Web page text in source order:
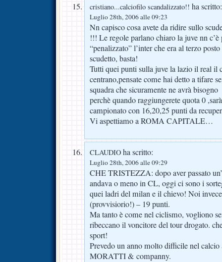
cristiano...calciofilo scandalizzato!! ha scritto:
Luglio 28th, 2006 alle 09:23
Nn capisco cosa avete da ridire sullo
!!! Le regole parlano chiaro la juve nn
“penalizzato” l’inter che era al terzo
scudetto, basta!
Tutti quei punti sulla juve la lazio il real il
centrano,pensate come hai detto a tifare
squadra che sicuramente ne avrà bisogno
perchè quando raggiungerete quota 0
campionato con 16,20,25 punti da
Vi aspettiamo a ROMA CAPITALE…
CLAUDIO ha scritto:
Luglio 28th, 2006 alle 09:29
CHE TRISTEZZA: dopo aver passato
andava o meno in CL, oggi ci sono i
quei ladri del milan e il chievo! Noi
(provvisiorio!) – 19 punti.
Ma tanto è come nel ciclismo, vogliono
ribeccano il voncitore del tour drogato.
sport!
Prevedo un anno molto difficile nel
MORATTI & companny.